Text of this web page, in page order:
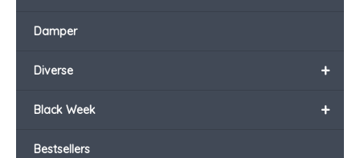
Damper
+
Diverse
+
Black Week
Bestsellers